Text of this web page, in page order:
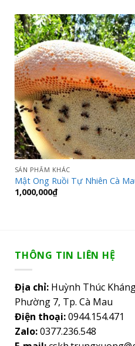
SẢN PHẨM KHÁC
Mật Ong Ruồi Tự Nhiên Cà
1,000,000₫
THÔNG TIN LIÊN HỆ
Địa chỉ: Huỳnh Thúc
Phường 7, Tp. Cà Mau
Điện thoại:0944.154.471
Zalo:0377.236.548